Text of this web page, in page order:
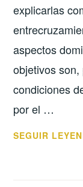
explicarlas
aspectos
objetivos
condiciones
por el …
SEGUIR